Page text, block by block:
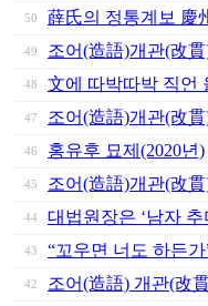
50 薛氏의 정통계보 慶
49 조어(造語)개관(改
48 文에 따박따박 직언
47 조어(造語)개관(改
46 홍유후 묘제(2020년)
45 조어(造語)개관(改
44 대법원장은 ‘남자 추
43 “꼬우면 너도 하든
42 조어(造語) 개관(改